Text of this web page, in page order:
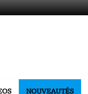
NOUVEAUTÉS